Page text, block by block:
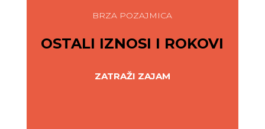
BRZA POZAJMICA
OSTALI IZNOSI I ROKOVI
ZATRAŽI ZAJAM